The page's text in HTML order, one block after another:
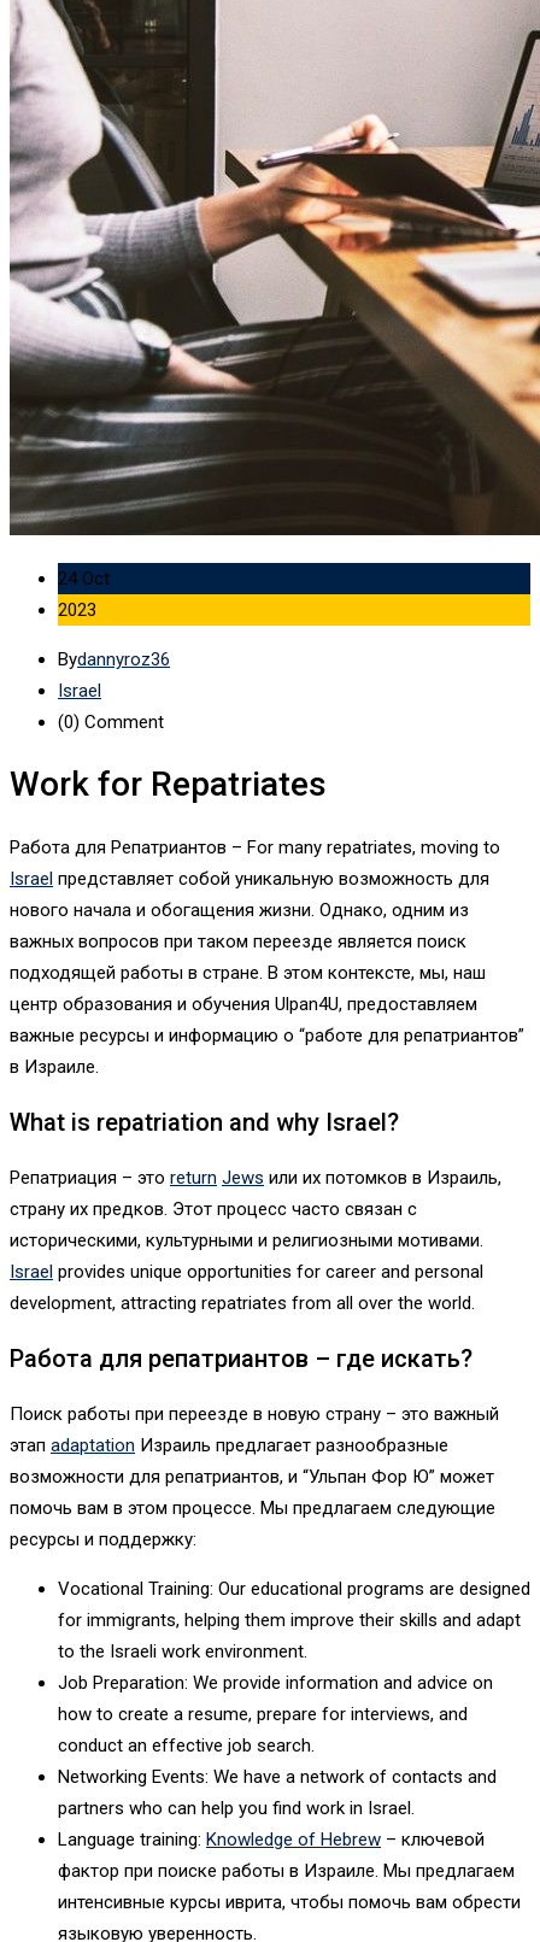
24 Oct
2023
Bydannyroz36
Israel
(0) Comment
Work for Repatriates
Работа для Репатриантов – For many repatriates, moving to
Israel представляет собой уникальную возможность для
нового начала и обогащения жизни. Однако, одним из
важных вопросов при таком переезде является поиск
подходящей работы в стране. В этом контексте, мы, наш
центр образования и обучения Ulpan4U, предоставляем
важные ресурсы и информацию о “работе для репатриантов”
в Израиле.
What is repatriation and why Israel?
Репатриация – это return Jews или их потомков в Израиль,
страну их предков. Этот процесс часто связан с
историческими, культурными и религиозными мотивами.
Israel provides unique opportunities for career and personal
development, attracting repatriates from all over the world.
Работа для репатриантов – где искать?
Поиск работы при переезде в новую страну – это важный
этап adaptation Израиль предлагает разнообразные
возможности для репатриантов, и “Ульпан Фор Ю” может
помочь вам в этом процессе. Мы предлагаем следующие
ресурсы и поддержку:
Vocational Training: Our educational programs are designed
for immigrants, helping them improve their skills and adapt
to the Israeli work environment.
Job Preparation: We provide information and advice on
how to create a resume, prepare for interviews, and
conduct an effective job search.
Networking Events: We have a network of contacts and
partners who can help you find work in Israel.
Language training: Knowledge of Hebrew – ключевой
фактор при поиске работы в Израиле. Мы предлагаем
интенсивные курсы иврита, чтобы помочь вам обрести
языковую уверенность.